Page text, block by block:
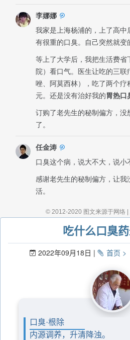
吃什么口臭
2022年09月18日 首页
口臭·根除
内源调养，升清降浊。